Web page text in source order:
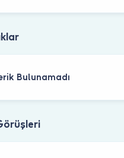
Bulunamadı